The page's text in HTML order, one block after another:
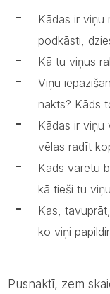
Kādas ir viņu
podkāsti,
Kā tu viņus
Viņu
nakts? Kāds
Kādas ir viņu
vēlas radīt
Kāds varētu
kā tieši tu
Kas,
ko viņi
pusnaktī, zem